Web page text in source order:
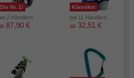
Die Nr. 1!
2 Händlern
87,90 €
Klassiker
bei 11 Händlern
ab 32,51 €